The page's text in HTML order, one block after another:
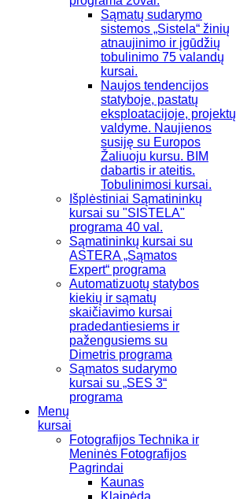
Sąmatų sudarymo
sistemos „Sistela“ žinių
atnaujinimo ir įgūdžių
tobulinimo 75 valandų
kursai.
Naujos tendencijos
statyboje, pastatų
eksploatacijoje, projektų
valdyme. Naujienos
susiję su Europos
Žaliuoju kursu. BIM
dabartis ir ateitis.
Tobulinimosi kursai.
Išplėstiniai Sąmatininkų
kursai su "SISTELA"
programa 40 val.
Sąmatininkų kursai su
ASTERA „Sąmatos
Expert“ programa
Automatizuotų statybos
kiekių ir sąmatų
skaičiavimo kursai
pradedantiesiems ir
pažengusiems su
Dimetris programa
Sąmatos sudarymo
kursai su „SES 3“
programa
Menų
kursai
Fotografijos Technika ir
Meninės Fotografijos
Pagrindai
Kaunas